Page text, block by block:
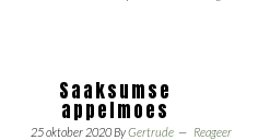
Saaksumse
appelmoes
25 oktober 2020ByGertrude Reageer